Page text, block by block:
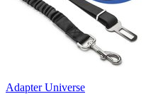
Adapter Universe